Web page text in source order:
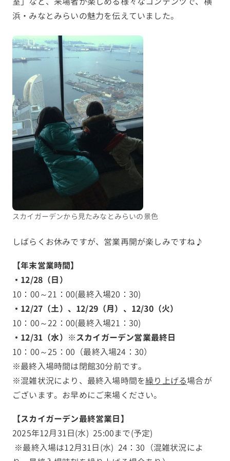
浜・みなとみらいの魅力を伝えていました。
スカイガーデンから見たみなとみらいの景色
しばらくお休みですが、営業再開が楽しみですね♪
【年末営業時間】
・ 12/28（日）
10：00～21：00(最終入場20：30)
・ 12/27（土）、12/29（月）、12/30（火）
10：00～22：00(最終入場21：30)
・ 12/31（水）※スカイガーデン営業最終日
10：00～25：00（最終入場24：30）
※最終入場時間は閉館30分前です。
※混雑状況により、最終入場時間を繰り上げる場合が
ございます。お早めにご来場ください。
【スカイガーデン最終営業日】
2025年12月31日(水) 25:00まで(予定)
※最終入場は12月31日(水) 24：30（混雑状況によ